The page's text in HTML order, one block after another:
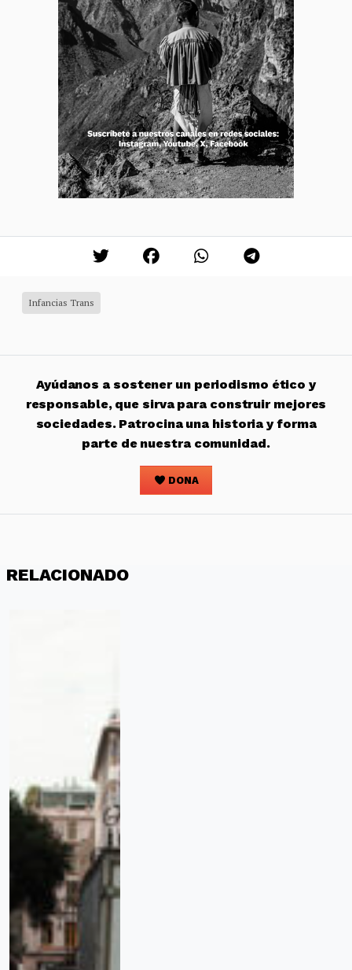
Infancias Trans
Ayúdanos a sostener un periodismo ético y
responsable, que sirva para construir mejores
sociedades. Patrocina una historia y forma
parte de nuestra comunidad.
DONA
RELACIONADO